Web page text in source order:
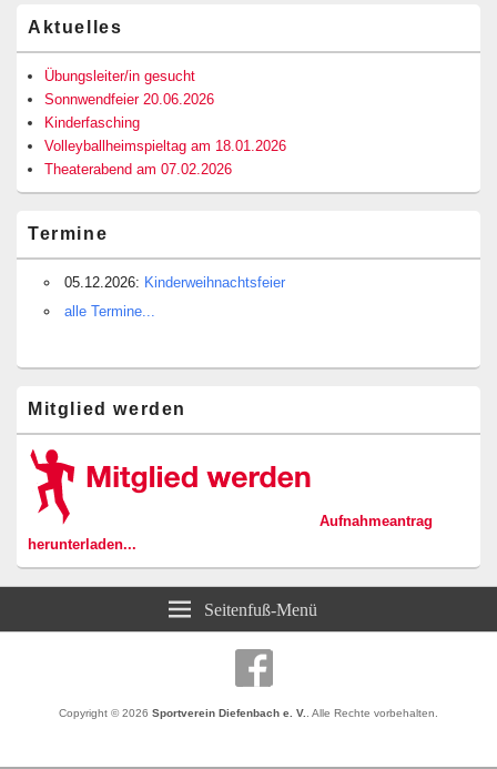
Seitenleisten-
Widgetbereich
Aktuelles
Übungsleiter/in gesucht
Sonnwendfeier 20.06.2026
Kinderfasching
Volleyballheimspieltag am 18.01.2026
Theaterabend am 07.02.2026
Termine
05.12.2026: Kinderweihnachtsfeier
alle Termine...
Mitglied werden
Aufnahmeantrag
herunterladen...
Seitenfuß-Menü
Copyright © 2026 Sportverein Diefenbach e. V. . Alle Rechte vorbehalten.